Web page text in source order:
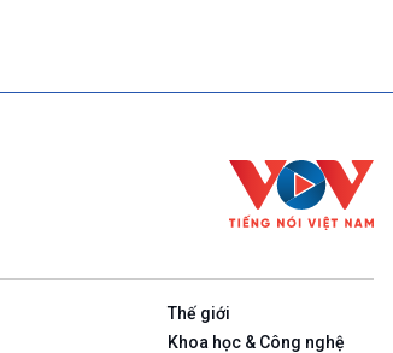
Thế giới
Khoa học & Công nghệ